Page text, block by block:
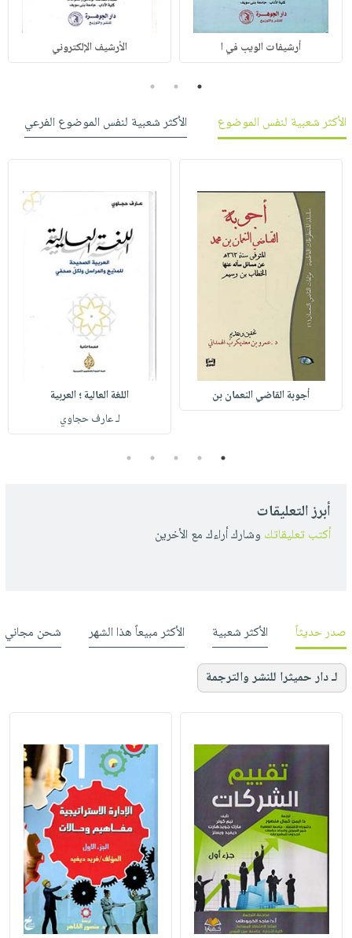
أرشيفات الويب في ا الأرشيف الإلكتروني
1
2
3
الأكثر شعبية لنفس الموضوع
الأكثر شعبية لنفس الموضوع الفرعي
أجوبة القاضي النعمان بن
اللغة العالية ؛ العربية
لـ عارف حجاوي
1
2
3
4
5
أبرز التعليقات
أكتب تعليقاتك وشارك أراءك مع الأخرين
صدر حديثاً الأكثر شعبية الأكثر مبيعاً هذا الشهر شحن مجاني
لـ دار حميثرا للنشر والترجمة